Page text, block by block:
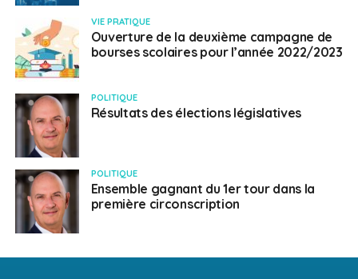
VIE PRATIQUE
Ouverture de la deuxième campagne de
bourses scolaires pour l’année 2022/2023
POLITIQUE
Résultats des élections législatives
POLITIQUE
Ensemble gagnant du 1er tour dans la
première circonscription